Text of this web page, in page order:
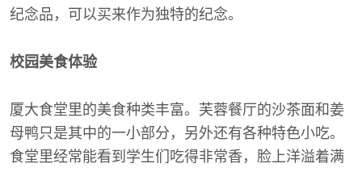
纪念品，可以买来作为独特的纪念。
校园美食体验
厦大食堂里的美食种类丰富。芙蓉餐厅的沙茶面和姜
母鸭只是其中的一小部分，另外还有各种特色小吃。
食堂里经常能看到学生们吃得非常香，脸上洋溢着满